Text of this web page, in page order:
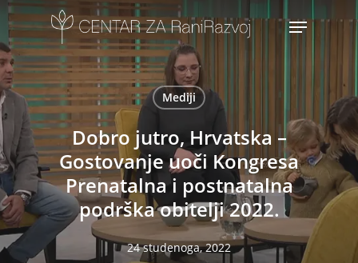
Skip
to
main
content
Menu
Mediji
Dobro jutro, Hrvatska –
Gostovanje uoči Kongresa
Prenatalna i postnatalna
podrška obitelji 2022.
24 studenoga, 2022